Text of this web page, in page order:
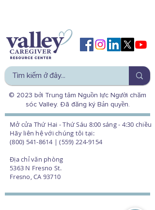
© 2023 bởi Trung tâm Nguồn lực Người chăm
sóc Valley. Đã đăng ký Bản quyền.
Mở cửa Thứ Hai - Thứ Sáu 8:00 sáng - 4:30 chiều
Hãy liên hệ với chúng tôi tại:
(800) 541-8614 | (559) 224-9154
Địa chỉ văn phòng
5363 N Fresno St.
Fresno, CA 93710